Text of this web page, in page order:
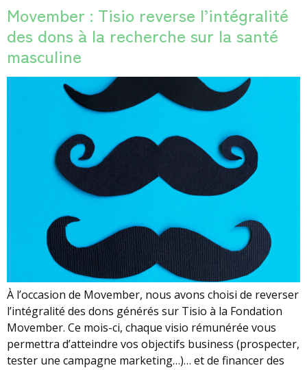
Movember : Tisio reverse l’intégralité
des dons à la recherche sur la santé
masculine
À l’occasion de Movember, nous avons choisi de reverser
l’intégralité des dons générés sur Tisio à la Fondation
Movember. Ce mois-ci, chaque visio rémunérée vous
permettra d’atteindre vos objectifs business (prospecter,
tester une campagne marketing…)… et de financer des